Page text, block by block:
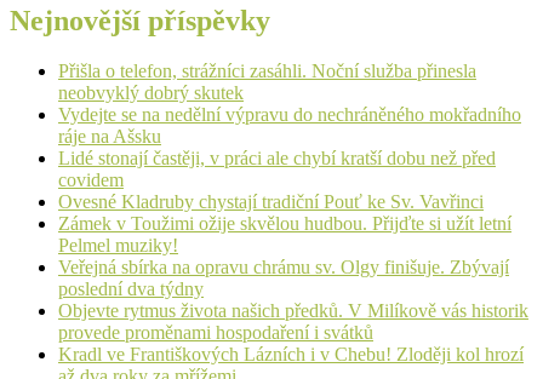
Nejnovější příspěvky
Přišla o telefon, strážníci zasáhli. Noční služba přinesla
neobvyklý dobrý skutek
Vydejte se na nedělní výpravu do nechráněného mokřadního
ráje na Ašsku
Lidé stonají častěji, v práci ale chybí kratší dobu než před
covidem
Ovesné Kladruby chystají tradiční Pouť ke Sv. Vavřinci
Zámek v Toužimi ožije skvělou hudbou. Přijďte si užít letní
Pelmel muziky!
Veřejná sbírka na opravu chrámu sv. Olgy finišuje. Zbývají
poslední dva týdny
Objevte rytmus života našich předků. V Milíkově vás historik
provede proměnami hospodaření i svátků
Kradl ve Františkových Lázních i v Chebu! Zloději kol hrozí